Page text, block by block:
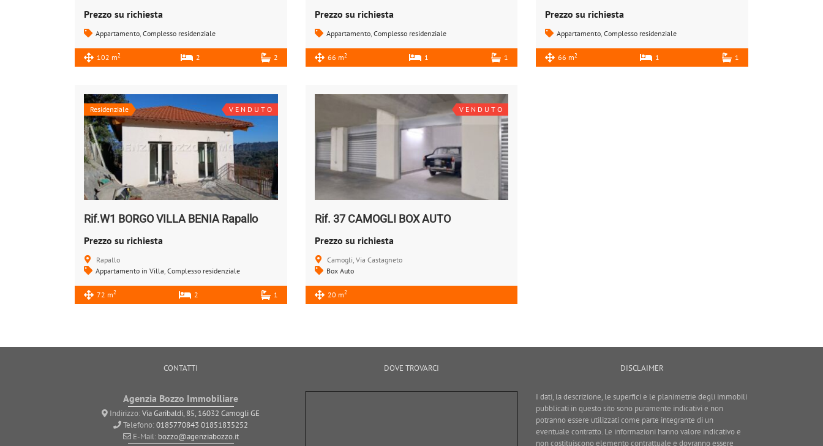
Prezzo su richiesta
Appartamento, Complesso residenziale
102 m2 2 2
Prezzo su richiesta
Appartamento, Complesso residenziale
66 m2 1 1
Prezzo su richiesta
Appartamento,Complesso residenziale
66 m2 1 1
Residenziale V E N D U T O
Rif.W1 BORGO VILLA BENIA Rapallo
Prezzo su richiesta
Rapallo
Appartamento in Villa Complesso residenziale
72 m2 2 1
V E N D U T O
Rif. 37 CAMOGLI BOX AUTO
Prezzo su richiesta
Camogli, Via Castagneto
Box Auto
20 m2
CONTATTI
Agenzia Bozzo Immobiliare
Indirizzo:Via Garibaldi, 85, 16032 Camogli GE
Telefono:0185770843 01851835252
E-Mail: bozzo@agenziabozzo.it
DOVE TROVARCI DISCLAIMER
I dati, la descrizione, le superfici e le planimetrie degli immobili
pubblicati in questo sito sono puramente indicativi e non
potranno essere utilizzati come parte integrante di un
eventuale contratto. Le informazioni hanno valore indicativo e
non costituiscono elemento contrattuale e dovranno essere